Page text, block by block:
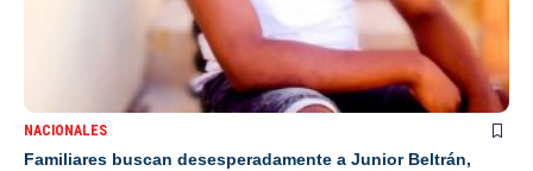
NACIONALES
Familiares buscan desesperadamente a Junior Beltrán,